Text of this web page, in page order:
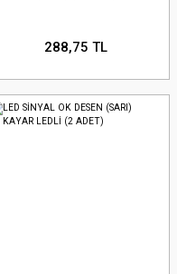
288,75 TL